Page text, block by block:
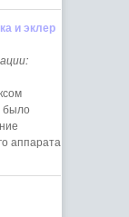
и эклер
было
аппарата